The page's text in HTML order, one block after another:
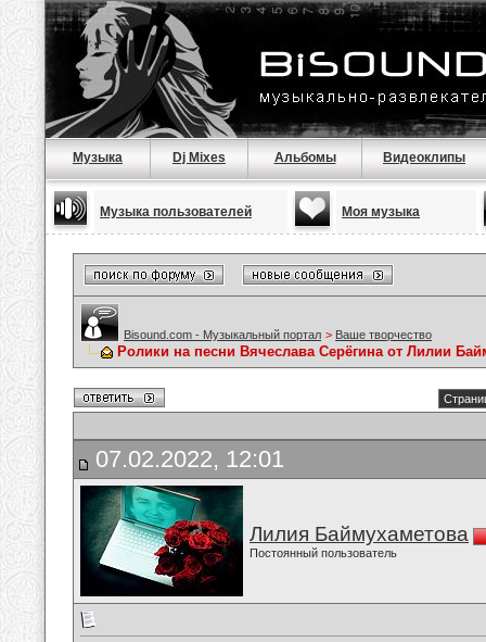
Музыка Dj Mixes Альбомы Видеоклипы
Музыка пользователей Моя музыка
Bisound.com - Музыкальный портал > Ваше творчество
Ролики на песни Вячеслава Серёгина от Лилии
07.02.2022, 12:01
Лилия Баймухаметова
Постоянный пользователь